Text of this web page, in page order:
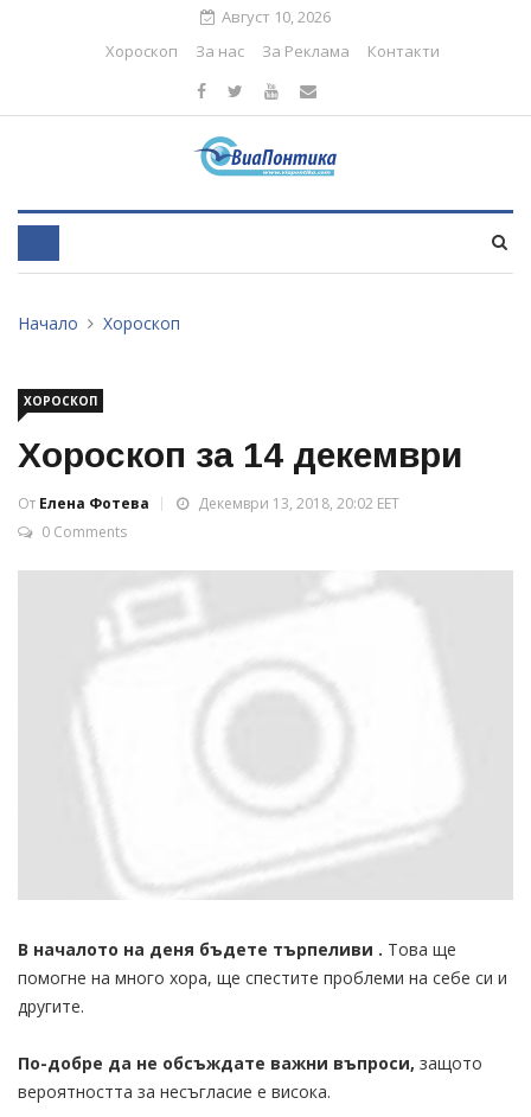
Август 10, 2026
Хороскоп
За нас За Реклама Контакти
Начало Хороскоп
ХОРОСКОП
Хороскоп за 14 декември
От Елена Фотева
Декември 13, 2018, 20:02 EET
0 Comments
В началото на деня бъдете търпеливи . Това ще
помогне на много хора, ще спестите проблеми на себе си и
другите.
По-добре да не обсъждате важни въпроси, защото
вероятността за несъгласие е висока.